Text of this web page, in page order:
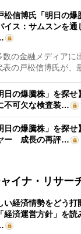
松信博氏「明日の
イス：サムスンを
の金融メディアに
の戸松信博氏が、
日の爆騰株」を探
不可欠な検査装…
日の爆騰株」を探
ー 成長の再評…
イナ・リサー
い経済情勢をどう打
経済運営方針」を